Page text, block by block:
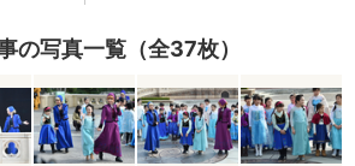
の写真一覧（全37枚）